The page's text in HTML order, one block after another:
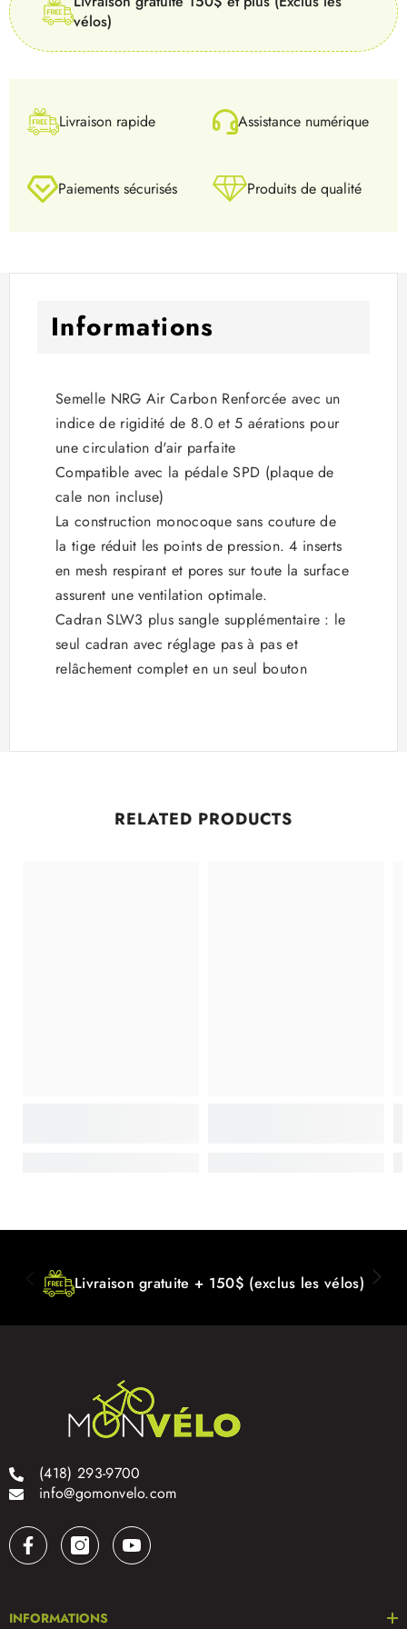
vélos)
Livraison rapide Assistance numérique
Paiements sécurisés Produits de qualité
Informations
Semelle NRG Air Carbon Renforcée avec un
indice de rigidité de 8.0 et 5 aérations pour
une circulation d'air parfaite
Compatible avec la pédale SPD (plaque de
cale non incluse)
La construction monocoque sans couture de
la tige réduit les points de pression. 4 inserts
en mesh respirant et pores sur toute la surface
assurent une ventilation optimale.
Cadran SLW3 plus sangle supplémentaire : le
seul cadran avec réglage pas à pas et
relâchement complet en un seul bouton
RELATED PRODUCTS
Livraison gratuite + 150$ (exclus les vélos)
(418) 293-9700
info@gomonvelo.com
INFORMATIONS